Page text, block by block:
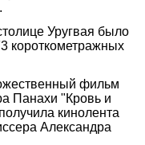
Уругвая было
короткометражных
фильм
Панахи "Кровь и
кинолента
Александра